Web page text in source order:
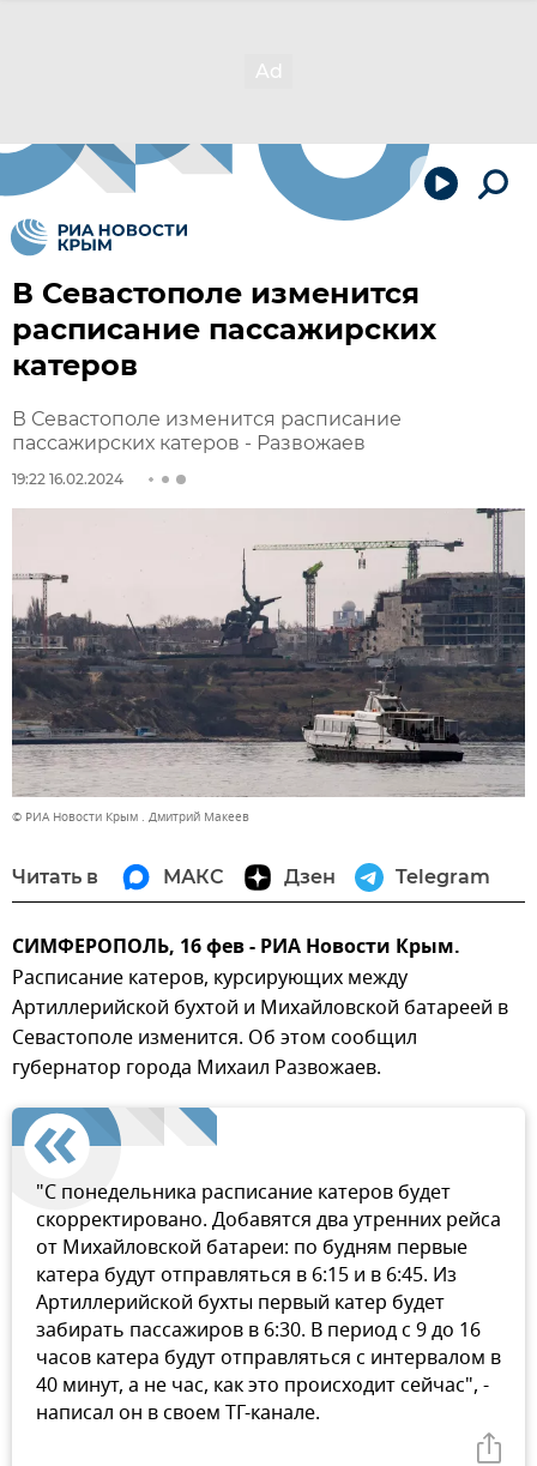
В Севастополе изменится
расписание пассажирских
катеров
В Севастополе изменится расписание
пассажирских катеров - Развожаев
19:22 16.02.2024
© РИА Новости Крым . Дмитрий Макеев
Читать в МАКС Дзен Telegram
СИМФЕРОПОЛЬ, 16 фев - РИА Новости Крым.
Расписание катеров, курсирующих между
Артиллерийской бухтой и Михайловской батареей в
Севастополе изменится. Об этом сообщил
губернатор города Михаил Развожаев.
"С понедельника расписание катеров будет
скорректировано. Добавятся два утренних рейса
от Михайловской батареи: по будням первые
катера будут отправляться в 6:15 и в 6:45. Из
Артиллерийской бухты первый катер будет
забирать пассажиров в 6:30. В период с 9 до 16
часов катера будут отправляться с интервалом в
40 минут, а не час, как это происходит сейчас", -
написал он в своем ТГ-канале.